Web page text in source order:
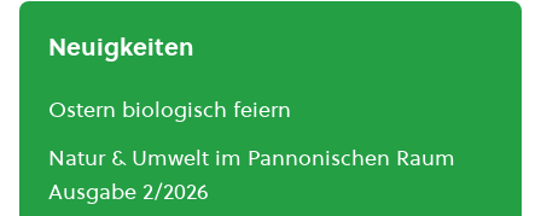
Neuigkeiten
Ostern biologisch feiern
Natur & Umwelt im Pannonischen Raum
Ausgabe 2/2026